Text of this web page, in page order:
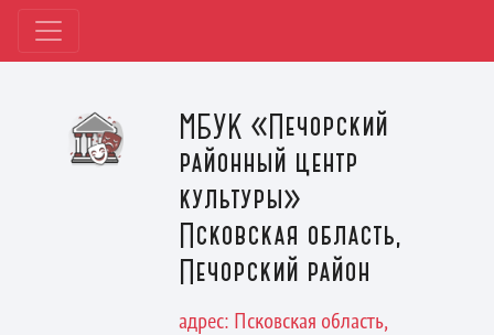
МБУК «Печорский
районный центр
культуры»
Псковская область,
Печорский район
адрес: Псковская область,